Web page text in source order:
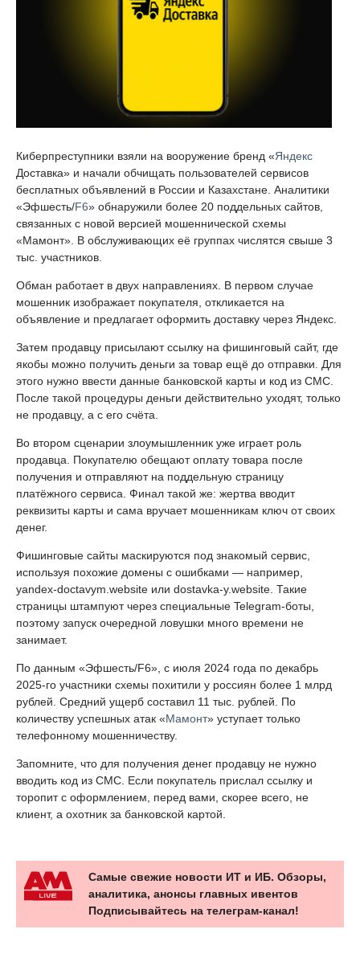
Киберпреступники взяли на вооружение бренд «Яндекс
Доставка» и начали обчищать пользователей сервисов
бесплатных объявлений в России и Казахстане. Аналитики
«Эфшесть/F6» обнаружили более 20 поддельных сайтов,
связанных с новой версией мошеннической схемы
«Мамонт». В обслуживающих её группах числятся свыше 3
тыс. участников.
Обман работает в двух направлениях. В первом случае
мошенник изображает покупателя, откликается на
объявление и предлагает оформить доставку через Яндекс.
Затем продавцу присылают ссылку на фишинговый сайт, где
якобы можно получить деньги за товар ещё до отправки. Для
этого нужно ввести данные банковской карты и код из СМС.
После такой процедуры деньги действительно уходят, только
не продавцу, а с его счёта.
Во втором сценарии злоумышленник уже играет роль
продавца. Покупателю обещают оплату товара после
получения и отправляют на поддельную страницу
платёжного сервиса. Финал такой же: жертва вводит
реквизиты карты и сама вручает мошенникам ключ от своих
денег.
Фишинговые сайты маскируются под знакомый сервис,
используя похожие домены с ошибками — например,
yandex-doctavym.website или dostavka-y.website. Такие
страницы штампуют через специальные Telegram-боты,
поэтому запуск очередной ловушки много времени не
занимает.
По данным «Эфшесть/F6», с июля 2024 года по декабрь
2025-го участники схемы похитили у россиян более 1 млрд
рублей. Средний ущерб составил 11 тыс. рублей. По
количеству успешных атак «Мамонт» уступает только
телефонному мошенничеству.
Запомните, что для получения денег продавцу не нужно
вводить код из СМС. Если покупатель прислал ссылку и
торопит с оформлением, перед вами, скорее всего, не
клиент, а охотник за банковской картой.
Самые свежие новости ИТ и ИБ. Обзоры,
аналитика, анонсы главных ивентов
Подписывайтесь на телеграм-канал!